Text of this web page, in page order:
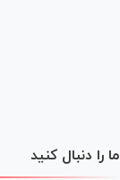
ما را دنبال کنید